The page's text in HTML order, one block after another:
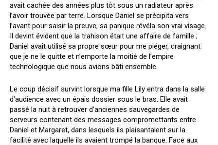
avait cachée des années plus tôt sous un radiateur après
l’avoir trouvée par terre. Lorsque Daniel se précipita vers
l’avant pour saisir la preuve, sa panique révéla son vrai visage.
Il devint évident que la trahison était une affaire de famille ;
Daniel avait utilisé sa propre sœur pour me piéger, craignant
que je ne le quitte et n’emporte la moitié de l’empire
technologique que nous avions bâti ensemble.
Le coup décisif survint lorsque ma fille Lily entra dans la salle
d’audience avec un épais dossier sous le bras. Elle avait
passé la nuit à retrouver d’anciennes sauvegardes de
serveurs contenant des messages compromettants entre
Daniel et Margaret, dans lesquels ils plaisantaient sur la
facilité avec laquelle ils avaient trompé la banque. Face aux